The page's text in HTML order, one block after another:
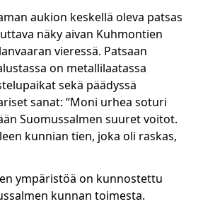
aukion keskellä oleva patsas
näky aivan Kuhmontien
vieressä. Patsaan
on metallilaatassa
sekä päädyssä
sanat: “Moni urhea soturi
Suomussalmen suuret voitot.
kunnian tien, joka oli raskas,
ympäristöä on kunnostettu
kunnan toimesta.